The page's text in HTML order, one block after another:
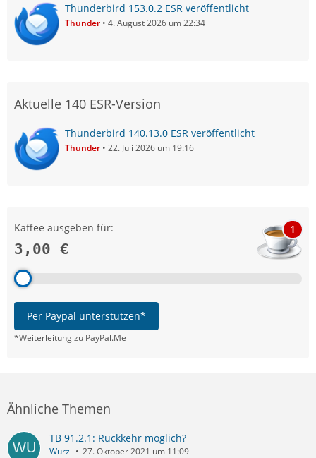
Thunderbird 153.0.2 ESR veröffentlicht
Thunder 4. August 2026 um 22:34
Aktuelle 140 ESR-Version
Thunderbird 140.13.0 ESR veröffentlicht
Thunder 22. Juli 2026 um 19:16
Kaffee ausgeben für:
3,00 €
1
Per Paypal unterstützen*
*Weiterleitung zu PayPal.Me
Ähnliche Themen
TB 91.2.1: Rückkehr möglich?
Wurzl
27. Oktober 2021 um 11:09